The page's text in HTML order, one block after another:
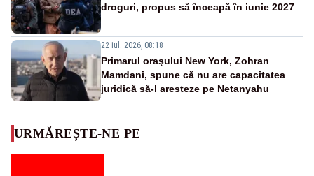
droguri, propus să înceapă în iunie 2027
22 iul. 2026, 08:18
Primarul oraşului New York, Zohran
Mamdani, spune că nu are capacitatea
juridică să-l aresteze pe Netanyahu
URMĂREȘTE-NE PE